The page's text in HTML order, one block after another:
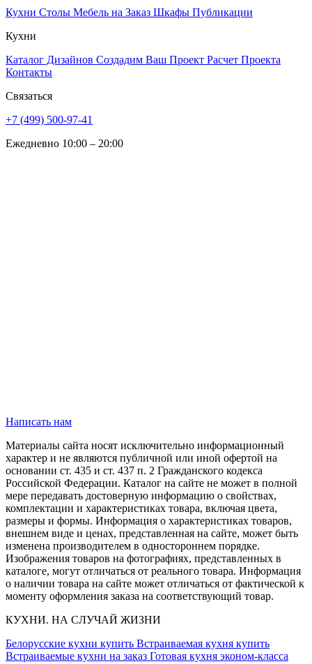
Кухни Столы Мебель на Заказ Шкафы Публикации
Кухни
Каталог Дизайнов Создадим Ваш Проект Расчет Проекта
Контакты
Связаться
+7 (499) 500-97-41
Ежедневно 10:00 – 20:00
Написать нам
Материалы сайта носят исключительно информационный
характер и не являются публичной или иной офертой на
основании ст. 435 и ст. 437 п. 2 Гражданского кодекса
Российской Федерации. Каталог на сайте не может в полной
мере передавать достоверную информацию о свойствах,
комплектации и характеристиках товара, включая цвета,
размеры и формы. Информация о характеристиках товаров,
внешнем виде и ценах, представленная на сайте, может быть
изменена производителем в одностороннем порядке.
Изображения товаров на фотографиях, представленных в
каталоге, могут отличаться от реального товара. Информация
о наличии товара на сайте может отличаться от фактической к
моменту оформления заказа на соответствующий товар.
КУХНИ. НА СЛУЧАЙ ЖИЗНИ
Белорусские кухни купить Встраиваемая кухня купить
Встраиваемые кухни на заказ Готовая кухня эконом-класса